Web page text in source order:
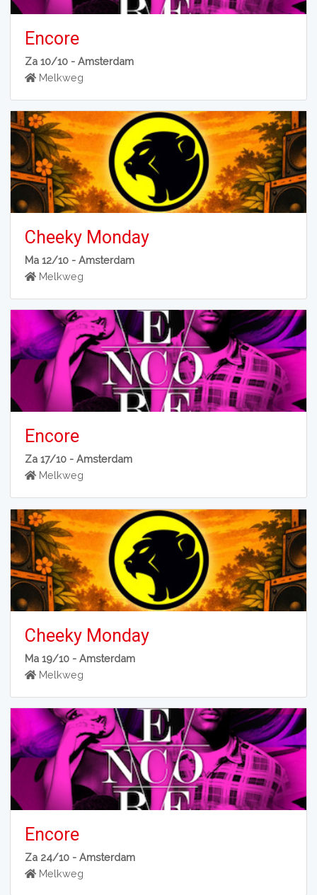
Encore
Za 10/10 -Amsterdam
Melkweg
Cheeky Monday
Ma 12/10 -Amsterdam
Melkweg
Encore
Za 17/10 -Amsterdam
Melkweg
Cheeky Monday
Ma 19/10 -Amsterdam
Melkweg
Encore
Za 24/10 -Amsterdam
Melkweg